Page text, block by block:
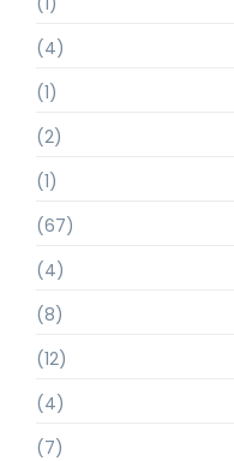
(4)
(1)
(2)
(1)
(67)
(4)
(8)
(12)
(4)
(7)